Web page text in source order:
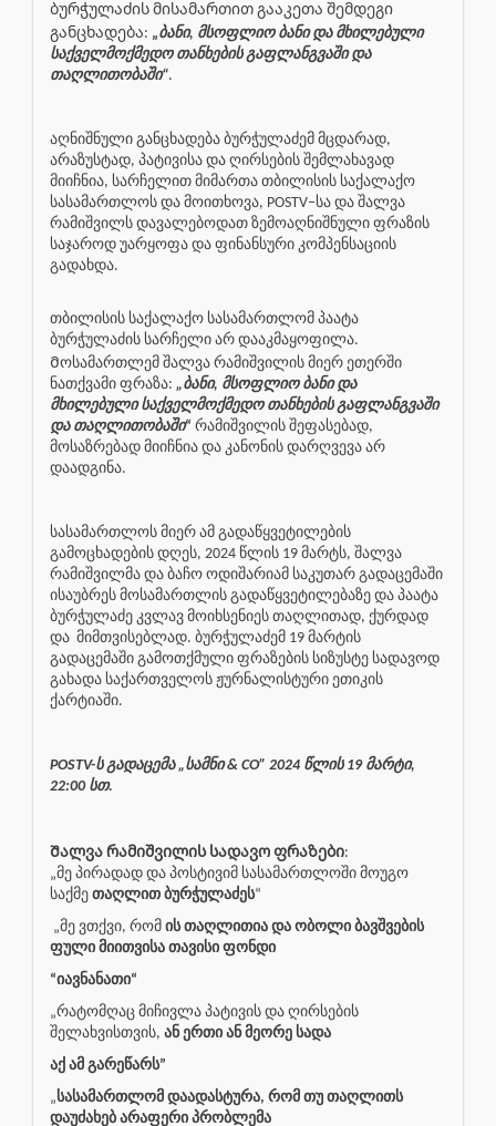
ბურჭულაძის მისამართით გააკეთა შემდეგი
განცხადება: „ბანი, მსოფლიო ბანი და მხილებული
საქველმოქმედო თანხების გაფლანგვაში და
თაღლითობაში“.
აღნიშნული განცხადება ბურჭულაძემ მცდარად,
არაზუსტად, პატივისა და ღირსების შემლახავად
მიიჩნია, სარჩელით მიმართა თბილისის საქალაქო
სასამართლოს და მოითხოვა, POSTV–სა და შალვა
რამიშვილს დავალებოდათ ზემოაღნიშნული ფრაზის
საჯაროდ უარყოფა და ფინანსური კომპენსაციის
გადახდა.
თბილისის საქალაქო სასამართლომ პაატა
ბურჭულაძის სარჩელი არ დააკმაყოფილა.
Მოსამართლემ შალვა რამიშვილის მიერ ეთერში
ნათქვამი ფრაზა: „ბანი, მსოფლიო ბანი და
მხილებული საქველმოქმედო თანხების გაფლანგვაში
და თაღლითობაში“ რამიშვილის შეფასებად,
მოსაზრებად მიიჩნია და კანონის დარღვევა არ
დაადგინა.
სასამართლოს მიერ ამ გადაწყვეტილების
გამოცხადების დღეს, 2024 წლის 19 მარტს, შალვა
რამიშვილმა და ბაჩო ოდიშარიამ საკუთარ გადაცემაში
ისაუბრეს მოსამართლის გადაწყვეტილებაზე და პაატა
ბურჭულაძე კვლავ მოიხსენიეს თაღლითად, ქურდად
და მიმთვისებლად. ბურჭულაძემ 19 მარტის
გადაცემაში გამოთქმული ფრაზების სიზუსტე სადავოდ
გახადა საქართველოს ჟურნალისტური ეთიკის
ქარტიაში.
POSTV-ს გადაცემა „სამნი & CO” 2024 წლის 19 მარტი,
22:00 სთ.
Შალვა რამიშვილის სადავო ფრაზები:
„მე პირადად და პოსტივიმ სასამართლოში მოუგო
საქმე თაღლით ბურჭულაძეს“
„მე ვთქვი, რომ ის თაღლითია და ობოლი ბავშვების
ფული მიითვისა თავისი ფონდი
“იავნანათი“
„რატომღაც მიჩივლა პატივის და ღირსების
შელახვისთვის, ან ერთი ან მეორე სადა
აქ ამ გარეწარს”
„სასამართლომ დაადასტურა, რომ თუ თაღლითს
დაუძახებ არაფერი პრობლემა